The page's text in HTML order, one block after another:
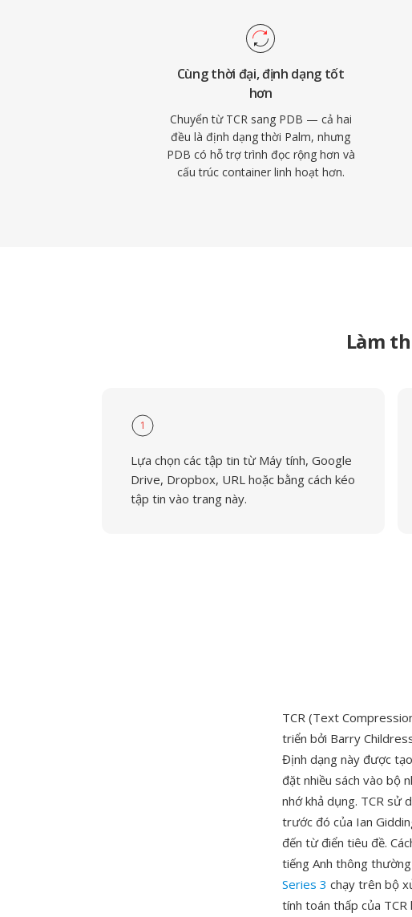
Cùng thời đại, định dạng tốt
hơn
Chuyển từ TCR sang PDB — cả hai
đều là định dạng thời Palm, nhưng
PDB có hỗ trợ trình đọc rộng hơn và
cấu trúc container linh hoạt hơn.
Làm
1
Lựa chọn các tập tin từ Máy tính, Google
Drive, Dropbox, URL hoặc bằng cách kéo
tập tin vào trang này.
TCR (Text
triển bởi Barry
Định dạng này được
đặt nhiều sách vào bộ
nhớ khả dụng. TCR sử
trước đó của Ian
đến từ điển tiêu đề.
tiếng Anh thông
Series 3 chạy trên bộ
tính toán thấp của